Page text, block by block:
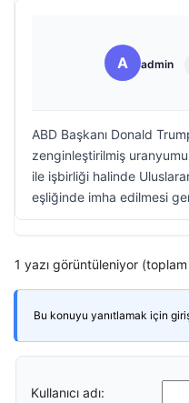
A admin
ABD Başkanı Donald
zenginleştirilmiş
ile işbirliği halinde
eşliğinde imha edilmesi
1 yazı görüntüleniyor (toplam
Bu konuyu yanıtlamak için giriş
Kullanıcı adı: